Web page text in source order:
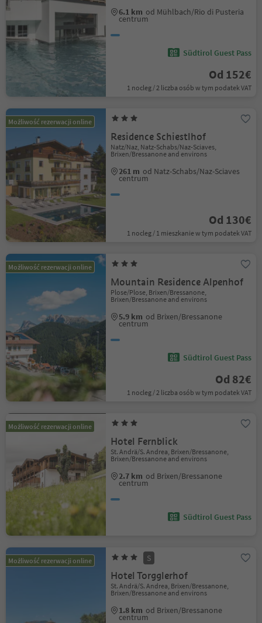
6.1 km od Mühlbach/Rio di Pusteria
centrum
Südtirol Guest Pass
Od 152€
1 nocleg / 2 liczba osób w tym podatek VAT
Możliwość rezerwacji online
Residence Schiestlhof
Natz/Naz, Natz-Schabs/Naz-Sciaves,
Brixen/Bressanone and environs
261 m od Natz-Schabs/Naz-Sciaves
centrum
Od 130€
1 nocleg / 1 mieszkanie w tym podatek VAT
Możliwość rezerwacji online
Mountain Residence Alpenhof
Plose/Plose, Brixen/Bressanone,
Brixen/Bressanone and environs
5.9 km od Brixen/Bressanone
centrum
Südtirol Guest Pass
Od 82€
1 nocleg / 2 liczba osób w tym podatek VAT
Możliwość rezerwacji online
Hotel Fernblick
St. Andrä/S. Andrea, Brixen/Bressanone,
Brixen/Bressanone and environs
2.7 km od Brixen/Bressanone
centrum
Südtirol Guest Pass
Możliwość rezerwacji online S
Hotel Torgglerhof
St. Andrä/S. Andrea, Brixen/Bressanone,
Brixen/Bressanone and environs
1.8 km od Brixen/Bressanone
centrum